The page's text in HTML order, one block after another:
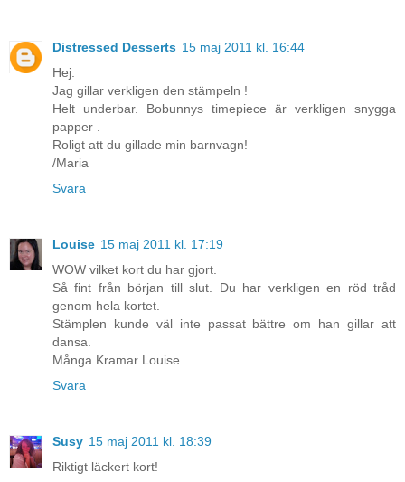
Distressed Desserts 15 maj 2011 kl. 16:44
Hej.
Jag gillar verkligen den stämpeln !
Helt underbar. Bobunnys timepiece är verkligen snygga
papper .
Roligt att du gillade min barnvagn!
/Maria
Svara
Louise 15 maj 2011 kl. 17:19
WOW vilket kort du har gjort.
Så fint från början till slut. Du har verkligen en röd tråd
genom hela kortet.
Stämplen kunde väl inte passat bättre om han gillar att
dansa.
Många Kramar Louise
Svara
Susy 15 maj 2011 kl. 18:39
Riktigt läckert kort!